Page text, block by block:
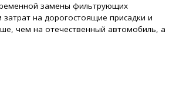
замены фильтрующих
на дорогостоящие присадки и
чем на отечественный автомобиль, а